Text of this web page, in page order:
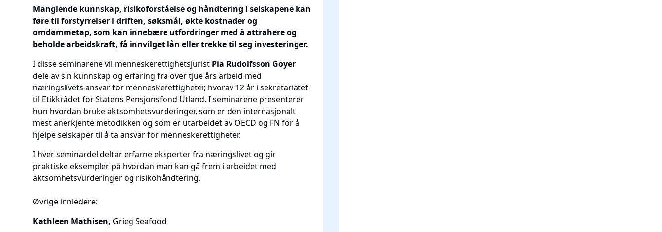
Manglende kunnskap, risikoforståelse og håndtering i selskapene kan
føre til forstyrrelser i driften, søksmål, økte kostnader og
omdømmetap, som kan innebære utfordringer med å attrahere og
beholde arbeidskraft, få innvilget lån eller trekke til seg investeringer.
I disse seminarene vil menneskerettighetsjurist Pia Rudolfsson Goyer
dele av sin kunnskap og erfaring fra over tjue års arbeid med
næringslivets ansvar for menneskerettigheter, hvorav 12 år i sekretariatet
til Etikkrådet for Statens Pensjonsfond Utland. I seminarene presenterer
hun hvordan bruke aktsomhetsvurderinger, som er den internasjonalt
mest anerkjente metodikken og som er utarbeidet av OECD og FN for å
hjelpe selskaper til å ta ansvar for menneskerettigheter.
I hver seminardel deltar erfarne eksperter fra næringslivet og gir
praktiske eksempler på hvordan man kan gå frem i arbeidet med
aktsomhetsvurderinger og risikohåndtering.
Øvrige innledere:
Kathleen Mathisen, Grieg Seafood